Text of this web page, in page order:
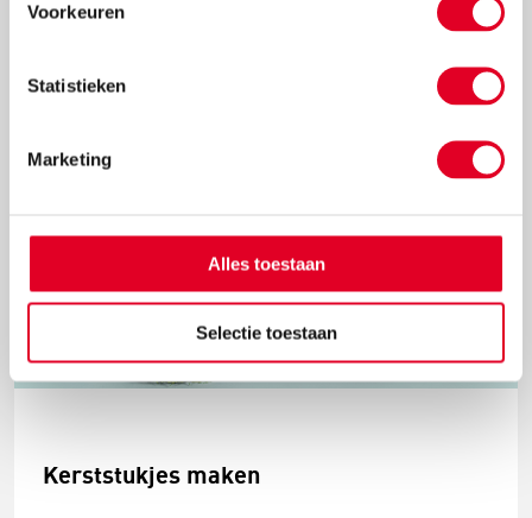
Voorkeuren
Statistieken
Marketing
Alles toestaan
Selectie toestaan
Met de metalen ring met gaas hang je met gemak
Kerststukjes maken